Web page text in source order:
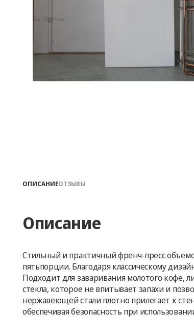
ОПИСАНИЕОТЗЫВЫ
Описание
Стильный и практичный френч-пресс
пятьпорции. Благодаря классическому
Подходит для заваривания молотого кофе,
стекла, которое не впитывает запахи и
нержавеющей стали плотно прилегает к
обеспечивая безопасность при